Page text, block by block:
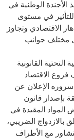
الأجندة الوطنية في
في مستوى
الاقتصادي وتجاوز
مختلف جوانب
القانونية
فروع الاقتصاد
الإعلان عن
بإصدار قانون
المقيدة في
بالازدواج الضريبي،
مع الأطراف